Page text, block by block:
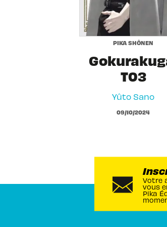
PIKA SHÔNEN
T03
Yûto Sano
09/10/2024
Votre
vous
Pika